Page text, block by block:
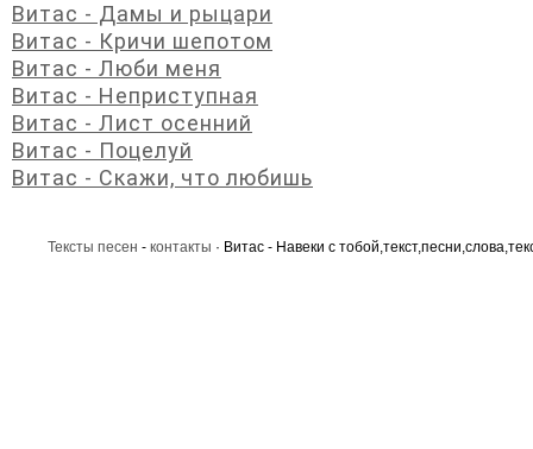
Витас - Дамы и рыцари
Витас - Кричи шепотом
Витас - Люби меня
Витас - Неприступная
Витас - Лист осенний
Витас - Поцелуй
Витас - Скажи, что любишь
Тексты песен - контакты · Витас - Навеки с